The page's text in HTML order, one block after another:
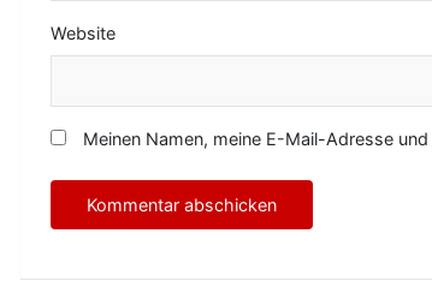
Website
Meinen Namen, meine E-Mail-Adresse